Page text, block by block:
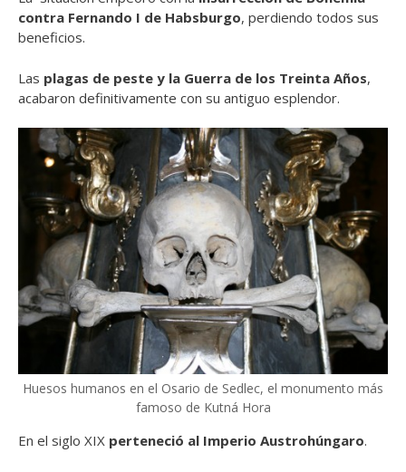
contra Fernando I de Habsburgo, perdiendo todos sus
beneficios.
Las plagas de peste y la Guerra de los Treinta Años,
acabaron definitivamente con su antiguo esplendor.
Huesos humanos en el Osario de Sedlec, el monumento más
famoso de Kutná Hora
En el siglo XIX perteneció al Imperio Austrohúngaro.